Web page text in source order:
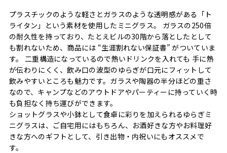
プラスチックのような軽さとガラスのような透明感がある「ト
ライタン」という素材を使用したミニグラス。 ガラスの250倍
の耐久性を持っており、たとえビルの30階から落としたとして
も割れないため、商品には “生涯割れない保証書” がついていま
す。 二重構造になっているので熱いドリンクを入れても 手に熱
が伝わりにくく、飲み口の波型のゆらぎが口元にフィットして
飲みやすいところも魅力です。ガラスや陶器の半分ほどの重さ
なので、キャンプなどのアウトドアやパーティーに持っていく時
も負担なく持ち運びができます。
ショットグラスや小鉢として食卓に彩りを加えられるゆらぎミ
ニグラスは、ご自宅用にはもちろん、お酒好きな方やお料理好
きな方へのギフトとして、引き出物・内祝いにもオススメで
す。